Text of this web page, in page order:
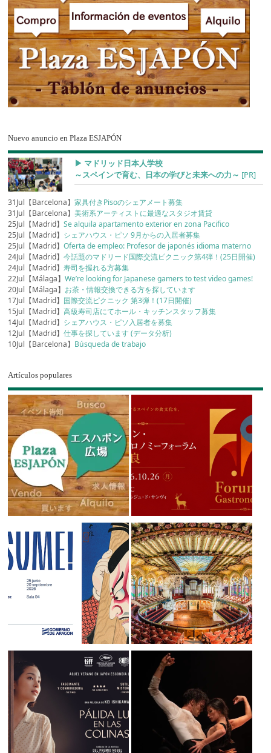
Nuevo anuncio en Plaza ESJAPÓN
▶︎ マドリッド日本人学校
～スペインで育む、日本の学びと未来への力～ [PR]
31Jul【Barcelona】家具付きPisoのシェアメート募集
31Jul【Barcelona】美術系アーティストに最適なスタジオ賃貸
25Jul【Madrid】Se alquila apartamento exterior en zona Pacifico
25Jul【Madrid】 シェアハウス・ピソ 9月からの入居者募集
25Jul【Madrid】Oferta de empleo: Profesor de japonés idioma materno
24Jul【Madrid】今話題のマドリード国際交流ピクニック第4弾！(25日開催)
24Jul【Madrid】寿司を握れる方募集
22Jul【Málaga】We’re looking for Japanese gamers to test video games!
20Jul【Málaga】 お茶・情報交換できる方を探しています
17Jul【Madrid】 国際交流ピクニック 第3弾！(17日開催)
15Jul【Madrid】高級寿司店にてホール・キッチンスタッフ募集
14Jul【Madrid】 シェアハウス・ピソ入居者を募集
12Jul【Madrid】仕事を探しています (データ分析)
10Jul【Barcelona】 Búsqueda de trabajo
Artículos populares